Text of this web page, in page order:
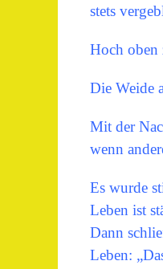
stets
Hoch oben
Die Weide
Mit der
wenn
Es wurde
Leben ist
Dann
Leben: